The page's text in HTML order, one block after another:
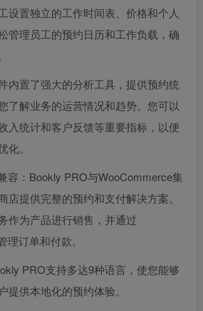
设置独立的工作时间表、价格和个人
管理员工的预约日历和工作负载，确
内置了强大的分析工具，提供预约统
了解业务的运营情况和趋势。您可以
入统计和客户反馈等重要指标，以便
化。
容：Bookly PRO与WooCommerce集
店提供完整的预约和支付解决方案。
作为产品进行销售，并通过
理订单和付款。
PRO支持多达9种语言，使您能够
提供本地化的预约体验。